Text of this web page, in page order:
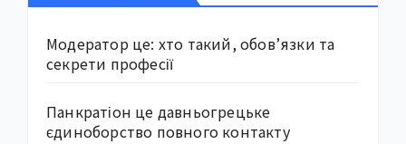
Модератор це: хто такий, обов’язки та
секрети професії
Панкратіон це давньогрецьке
єдиноборство повного контакту